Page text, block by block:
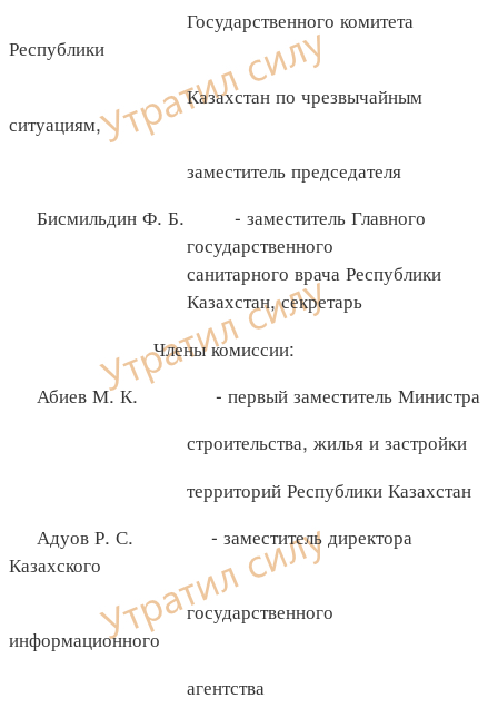
Государственного комитета
Республики
Казахстан по чрезвычайным
ситуациям,
заместитель председателя
Бисмильдин Ф. Б. - заместитель Главного
государственного
санитарного врача Республики
Казахстан, секретарь
Члены комиссии:
Абиев М. К. - первый заместитель Министра
строительства, жилья и застройки
территорий Республики Казахстан
Адуов Р. С. - заместитель директора
Казахского
государственного
информационного
агентства